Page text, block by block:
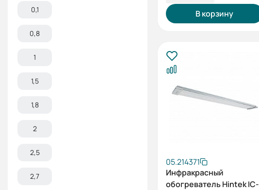
0,1
0,8
1
1,5
1,8
2
2,5
2,7
В корзину
05.214371
Инфракрасный
обогреватель Hintek IC-